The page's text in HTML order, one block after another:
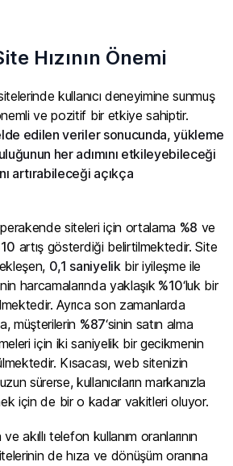
Hızının Önemi
kullanıcı deneyimine sunmuş
ve pozitif bir etkiye sahiptir.
edilen veriler sonucunda, yükleme
her adımını etkileyebileceği
artırabileceği açıkça
perakende siteleri için ortalama %8 ve
artış gösterdiği belirtilmektedir. Site
0,1 saniyelikbir iyileşme ile
harcamalarında yaklaşık%10‘luk bir
Ayrıca son zamanlarda
müşterilerin %87‘sinin satın alma
için iki saniyelik bir gecikmenin
Kısacası, web sitenizin
sürerse, kullanıcıların markanızla
için de bir o kadar vakitleri oluyor.
akıllı telefon kullanım oranlarının
de hıza ve dönüşüm oranına